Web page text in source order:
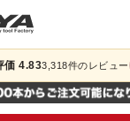
価 4.833,318件のレビュー